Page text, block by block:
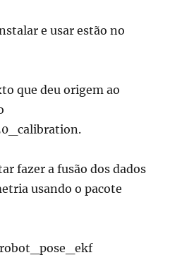
e usar estão no
que deu origem ao
fazer a fusão dos dados
usando o pacote